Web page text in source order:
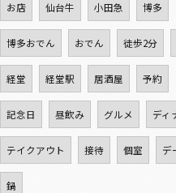
お店 仙台牛 小田急 博多
博多おでん おでん 徒歩2分
経堂 経堂駅 居酒屋 予約
記念日 昼飲み グルメ ディ
テイクアウト 接待 個室 デ
鍋